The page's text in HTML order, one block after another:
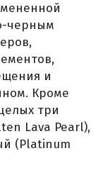
черным
и
Кроме
три
Lava Pearl),
(Platinum